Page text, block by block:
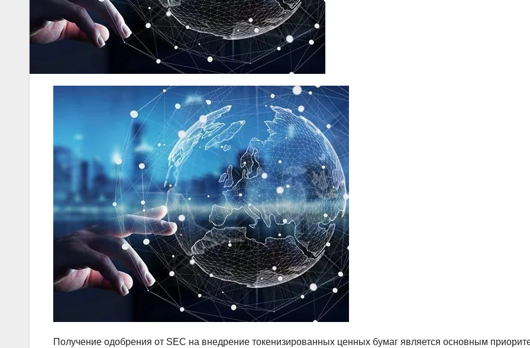
Получение одобрения от SEC на внедрение токенизированных ценных бумаг является основным